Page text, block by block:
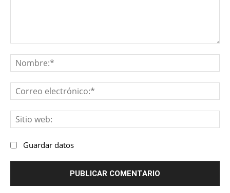
Guardar datos